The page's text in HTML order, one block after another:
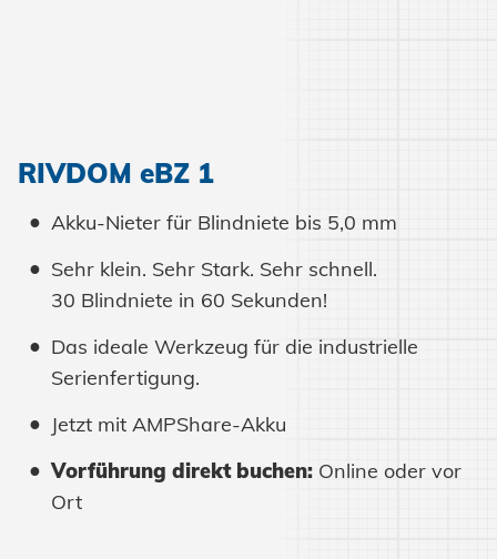
RIVDOM eBZ 1
Akku-Nieter für Blindniete bis 5,0 mm
Sehr klein. Sehr Stark. Sehr schnell.
30 Blindniete in 60 Sekunden!
Das ideale Werkzeug für die industrielle
Serienfertigung.
Jetzt mit AMPShare-Akku
Vorführung direkt buchen: Online oder vor
Ort